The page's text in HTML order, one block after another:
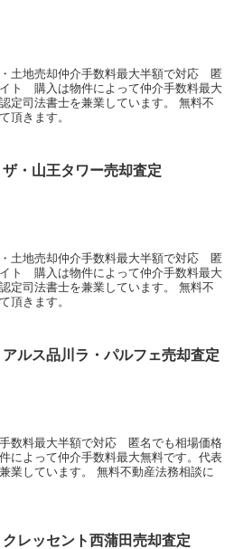
土地売却仲介手数料最大半額で対応 匿
ト 購入は物件によって仲介手数料最大
定司法書士を兼業しています。 無料不
頂きます。
ザ・山王タワー売却査定
土地売却仲介手数料最大半額で対応 匿
ト 購入は物件によって仲介手数料最大
定司法書士を兼業しています。 無料不
頂きます。
アルス品川ラ・パルフェ売却査定
数料最大半額で対応 匿名でも相場価格
によって仲介手数料最大無料です。代表
業しています。 無料不動産法務相談に
クレッセント西蒲田売却査定